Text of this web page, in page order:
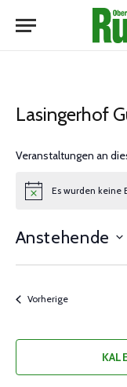
Lasingerhof
Veranstaltungen an
Notice Es wurden keine
Anstehende
Vorherige